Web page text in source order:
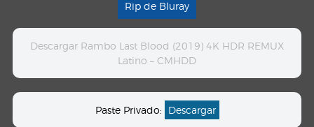
Rip de Bluray
Descargar Rambo Last Blood (2019) 4K HDR REMUX
Latino – CMHDD
Paste Privado: Descargar